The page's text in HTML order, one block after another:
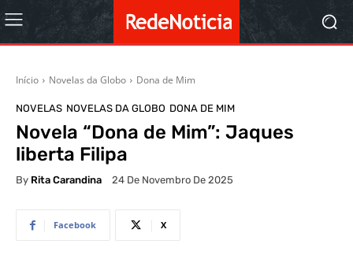
Início Novelas da Globo Dona de Mim
NOVELAS NOVELAS DA GLOBO DONA DE MIM
Novela “Dona de Mim”: Jaques
liberta Filipa
By Rita Carandina 24 De Novembro De 2025
Facebook X